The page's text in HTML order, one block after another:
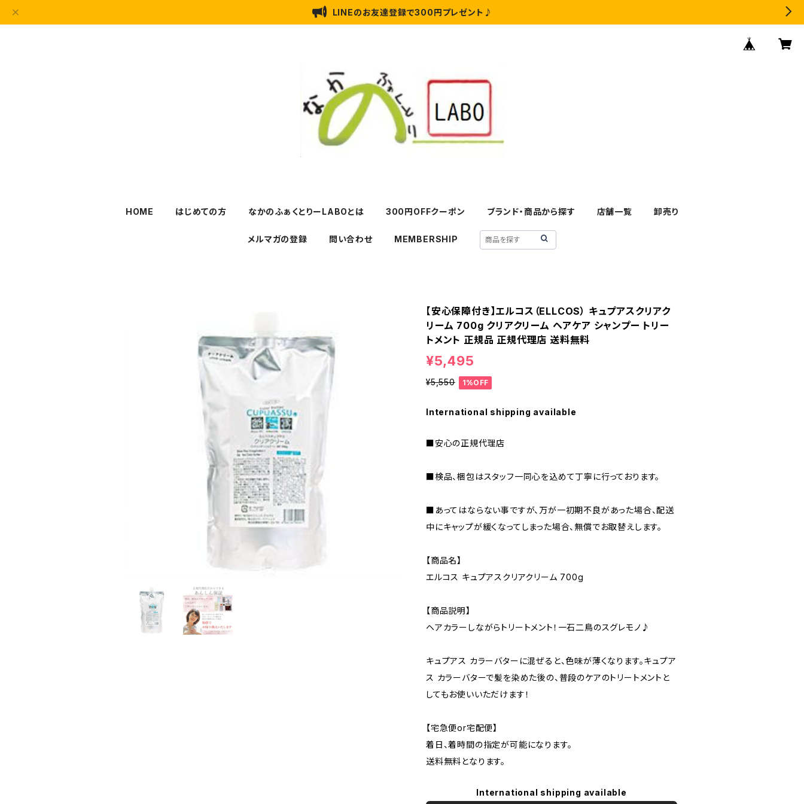
LINEのお友達登録で300円プレゼント♪
HOME はじめての方 なかのふぁくとりーLABOとは 300円OFFクーポン ブランド・商品から探す 店舗一覧 卸売り
メルマガの登録 問い合わせ MEMBERSHIP
【安心保障付き】エルコス（ELLCOS） キュプアスクリアク
リーム 700g クリアクリーム ヘアケア シャンプー トリー
トメント 正規品 正規代理店 送料無料
¥5,495
¥5,550 1%OFF
International shipping available
■安心の正規代理店
■検品、梱包はスタッフ一同心を込めて丁寧に行っております。
■あってはならない事ですが、万が一初期不良があった場合、配送
中にキャップが緩くなってしまった場合、無償でお取替えします。
【商品名】
エルコス キュプアスクリアクリーム 700g
【商品説明】
ヘアカラーしながらトリートメント！一石二鳥のスグレモノ♪
キュプアス カラーバターに混ぜると、色味が薄くなります。キュプア
ス カラーバターで髪を染めた後の、普段のケアのトリートメントと
してもお使いいただけます！
【宅急便or宅配便】
着日、着時間の指定が可能になります。
送料無料となります。
International shipping available